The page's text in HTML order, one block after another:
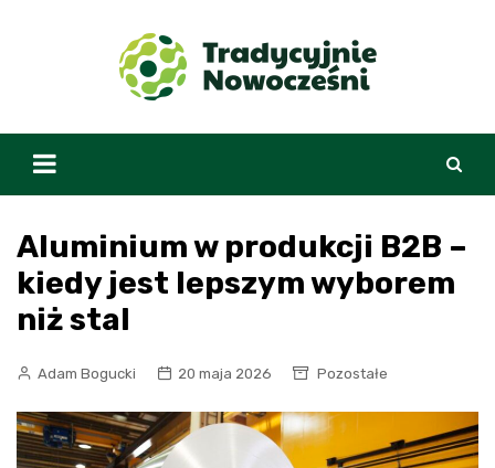
Aluminium w produkcji B2B –
kiedy jest lepszym wyborem
niż stal
Adam Bogucki 20 maja 2026 Pozostałe